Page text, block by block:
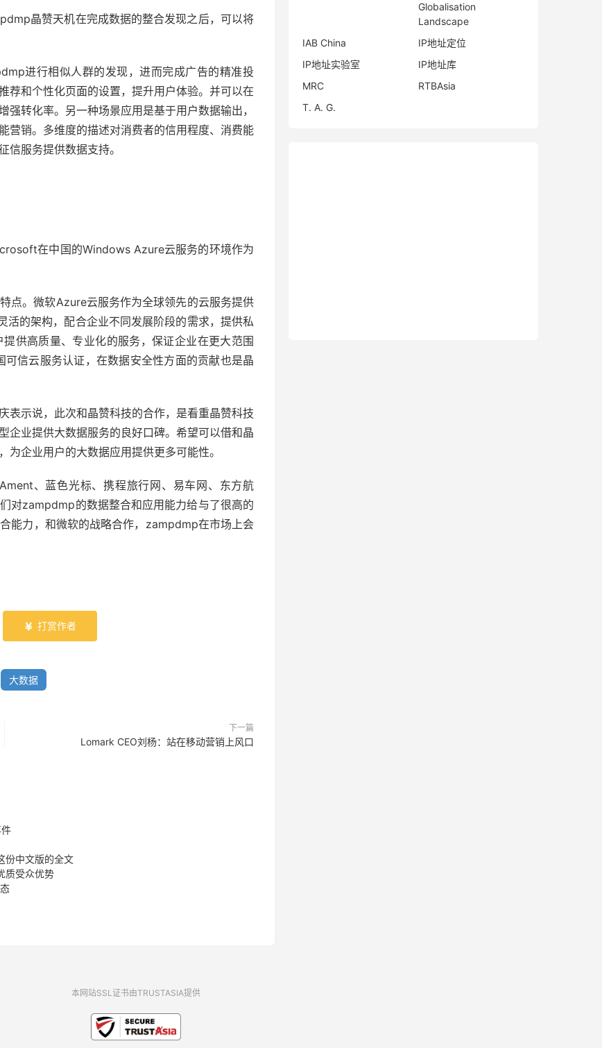
晶赞天机在完成数据的整合发现之后，可以将
进行相似人群的发现，进而完成广告的精准投
荐和个性化页面的设置，提升用户体验。并可以在
转化率。另一种场景应用是基于用户数据输出，
营销。多维度的描述对消费者的信用程度、消费能
信服务提供数据支持。
在中国的Windows Azure云服务的环境作为
点。微软Azure云服务作为全球领先的云服务提供
的架构，配合企业不同发展阶段的需求，提供私
供高质量、专业化的服务，保证企业在更大范围
信云服务认证，在数据安全性方面的贡献也是晶
表示说，此次和晶赞科技的合作，是看重晶赞科技
企业提供大数据服务的良好口碑。希望可以借和晶
企业用户的大数据应用提供更多可能性。
、蓝色光标、携程旅行网、易车网、东方航
对zampdmp的数据整合和应用能力给与了很高的
能力，和微软的战略合作，zampdmp在市场上会
 打赏作者
大数据
下一篇
Lomark CEO刘杨：站在移动营销上风口
份中文版的全文
质受众优势
Globalisation
Landscape
IAB China
IP地址定位
IP地址实验室
IP地址库
MRC
RTBAsia
T. A. G.
本网站SSL证书由TRUSTASIA提供